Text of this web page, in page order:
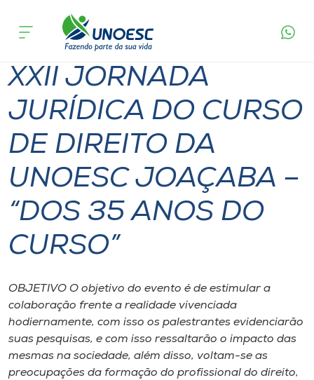
Cursos
Onde estamos
Pesquisa
Atendimento ao Estudante
Portal de Ensino
A
Internacionalização
I.nova
acontece
ANOS DO CURSO”
XXII JORNADA
JURÍDICA DO CURSO
DE DIREITO DA
UNOESC JOAÇABA –
“DOS 35 ANOS DO
CURSO”
OBJETIVO O objetivo do evento é de estimular a
colaboração frente a realidade vivenciada
hodiernamente, com isso os palestrantes evidenciarão
suas pesquisas, e com isso ressaltarão o impacto das
mesmas na sociedade, além disso, voltam-se as
preocupações da formação do profissional do direito,